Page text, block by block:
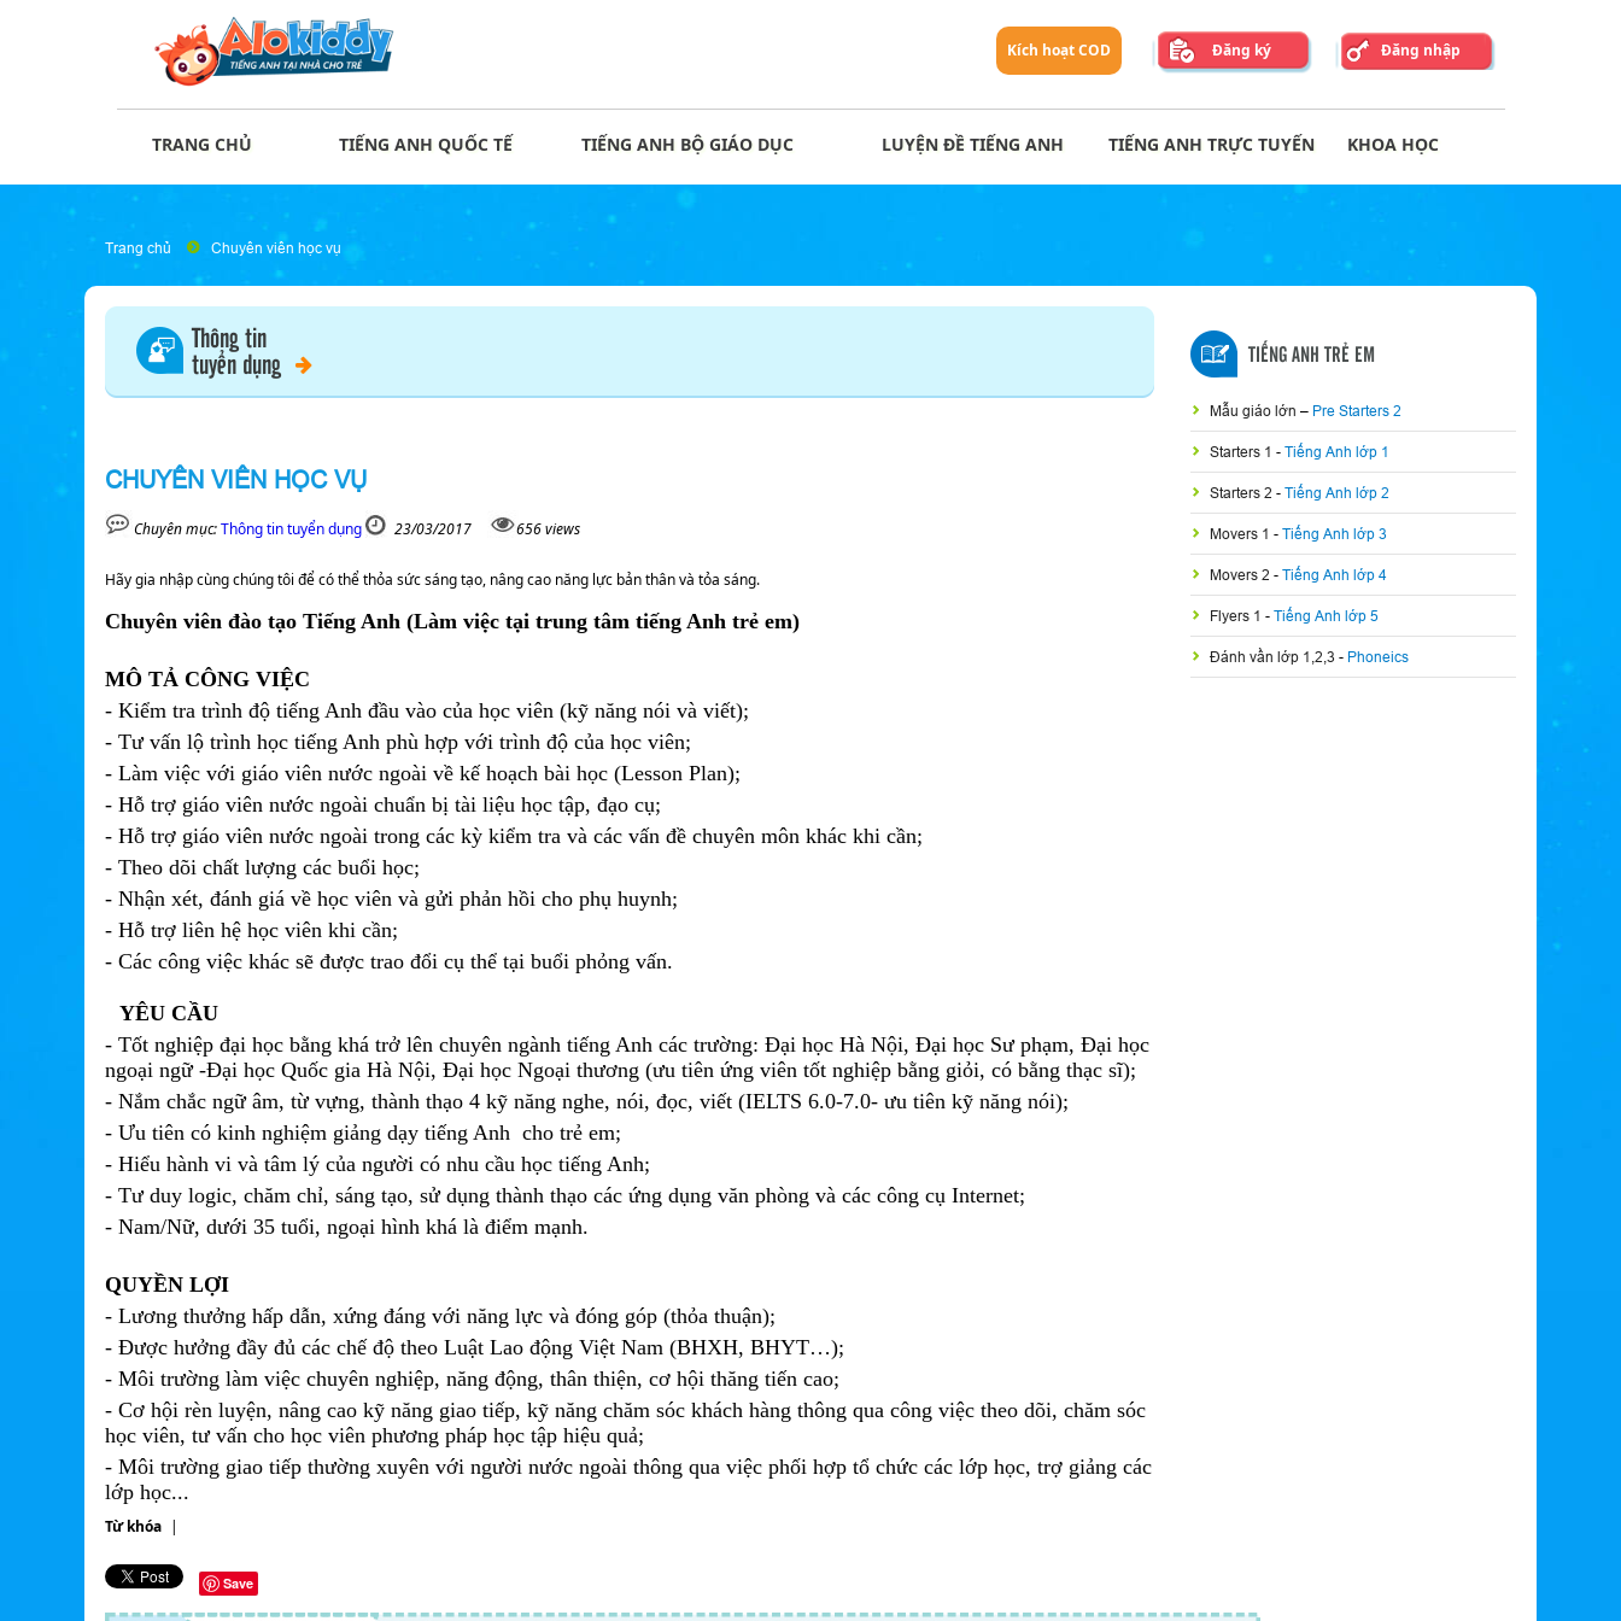
Đăng nhập
Đăng ký
Kích hoạt COD
TRANG CHỦ TIẾNG ANH QUỐC TẾ TIẾNG ANH BỘ GIÁO DỤC LUYỆN ĐỀ TIẾNG ANH TIẾNG ANH TRỰC TUYẾN KHOA HỌC
Trang chủ Chuyên viên học vụ
Thông tin
tuyển dụng
CHUYÊN VIÊN HỌC VỤ
Chuyên mục:Thông tin tuyển dụng 23/03/2017 656 views
Hãy gia nhập cùng chúng tôi để có thể thỏa sức sáng tạo, nâng cao năng lực bản thân và tỏa sáng.
Chuyên viên đào tạo Tiếng Anh (Làm việc tại trung tâm tiếng Anh trẻ em)
MÔ TẢ CÔNG VIỆC
- Kiểm tra trình độ tiếng Anh đầu vào của học viên (kỹ năng nói và viết);
- Tư vấn lộ trình học tiếng Anh phù hợp với trình độ của học viên;
- Làm việc với giáo viên nước ngoài về kế hoạch bài học (Lesson Plan);
- Hỗ trợ giáo viên nước ngoài chuẩn bị tài liệu học tập, đạo cụ;
- Hỗ trợ giáo viên nước ngoài trong các kỳ kiểm tra và các vấn đề chuyên môn khác khi cần;
- Theo dõi chất lượng các buổi học;
- Nhận xét, đánh giá về học viên và gửi phản hồi cho phụ huynh;
- Hỗ trợ liên hệ học viên khi cần;
- Các công việc khác sẽ được trao đổi cụ thể tại buổi phỏng vấn.
YÊU CẦU
- Tốt nghiệp đại học bằng khá trở lên chuyên ngành tiếng Anh các trường: Đại học Hà Nội, Đại học Sư phạm, Đại học
ngoại ngữ -Đại học Quốc gia Hà Nội, Đại học Ngoại thương (ưu tiên ứng viên tốt nghiệp bằng giỏi, có bằng thạc sĩ);
- Nắm chắc ngữ âm, từ vựng, thành thạo 4 kỹ năng nghe, nói, đọc, viết (IELTS 6.0-7.0- ưu tiên kỹ năng nói);
- Ưu tiên có kinh nghiệm giảng dạy tiếng Anh cho trẻ em;
- Hiểu hành vi và tâm lý của người có nhu cầu học tiếng Anh;
- Tư duy logic, chăm chỉ, sáng tạo, sử dụng thành thạo các ứng dụng văn phòng và các công cụ Internet;
- Nam/Nữ, dưới 35 tuổi, ngoại hình khá là điểm mạnh.
QUYỀN LỢI
- Lương thưởng hấp dẫn, xứng đáng với năng lực và đóng góp (thỏa thuận);
- Được hưởng đầy đủ các chế độ theo Luật Lao động Việt Nam (BHXH, BHYT…);
- Môi trường làm việc chuyên nghiệp, năng động, thân thiện, cơ hội thăng tiến cao;
- Cơ hội rèn luyện, nâng cao kỹ năng giao tiếp, kỹ năng chăm sóc khách hàng thông qua công việc theo dõi, chăm sóc
học viên, tư vấn cho học viên phương pháp học tập hiệu quả;
- Môi trường giao tiếp thường xuyên với người nước ngoài thông qua việc phối hợp tổ chức các lớp học, trợ giảng các
lớp học...
Từ khóa |
Save
TIẾNG ANH TRẺ EM
Mẫu giáo lớn – Pre Starters 2
Starters 1 - Tiếng Anh lớp 1
Starters 2 - Tiếng Anh lớp 2
Movers 1 - Tiếng Anh lớp 3
Movers 2 - Tiếng Anh lớp 4
Flyers 1 - Tiếng Anh lớp 5
Đánh vần lớp 1,2,3 - Phoneics